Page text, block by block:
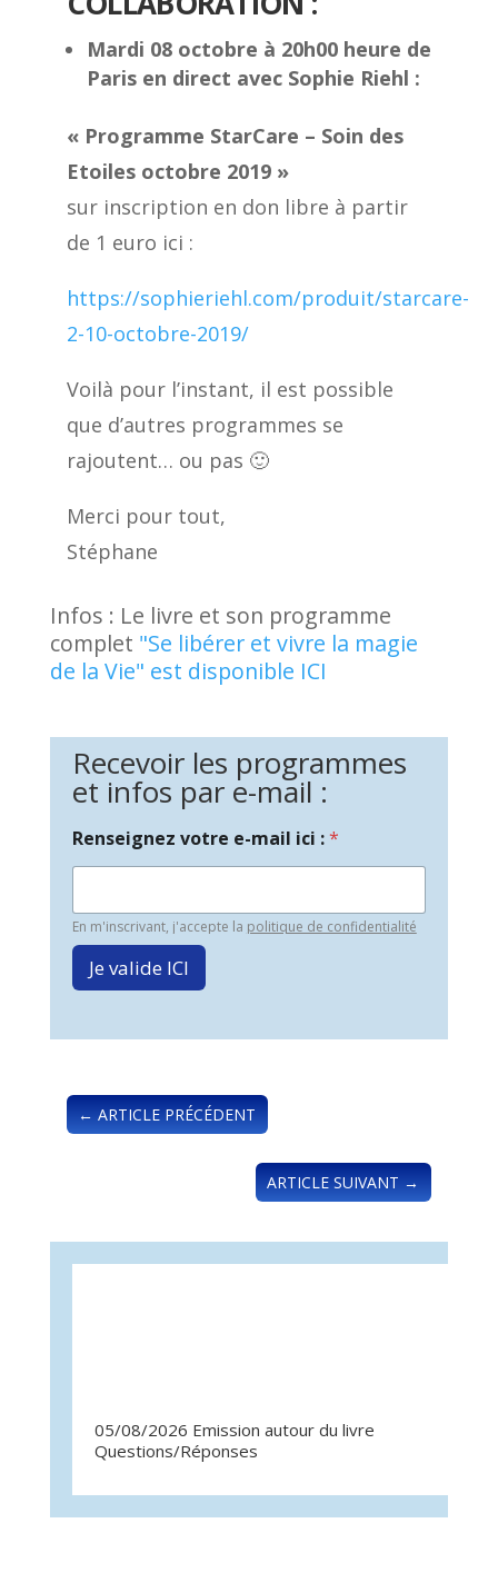
Mardi 08 octobre à 20h00 heure de
Paris en direct avec Sophie Riehl :
« Programme StarCare – Soin des
Etoiles octobre 2019 »
sur inscription en don libre à partir
de 1 euro ici :
https://sophieriehl.com/produit/starcare-
2-10-octobre-2019/
Voilà pour l’instant, il est possible
que d’autres programmes se
rajoutent… ou pas 🙂
Merci pour tout,
Stéphane
Infos : Le livre et son programme
complet "Se libérer et vivre la magie
de la Vie" est disponible ICI
Recevoir les programmes
et infos par e-mail :
Renseignez votre e-mail ici :*
En m'inscrivant, j'accepte la politique de confidentialité
Je valide ICI
← ARTICLE PRÉCÉDENT
ARTICLE SUIVANT →
05/08/2026 Emission autour du livre
Questions/Réponses